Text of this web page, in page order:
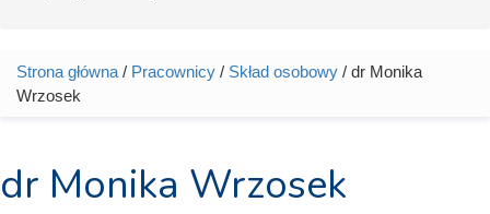
Jesteś tutaj
Strona główna / Pracownicy / Skład osobowy / dr Monika
Wrzosek
dr Monika Wrzosek